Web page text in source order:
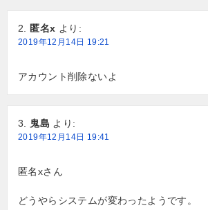
匿名x より:
2019年12月14日 19:21
アカウント削除ないよ
鬼島 より:
2019年12月14日 19:41
匿名xさん
どうやらシステムが変わったようです。